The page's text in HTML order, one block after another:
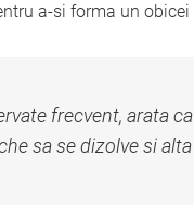
a-si forma un obicei
frecvent, arata
sa se dizolve si